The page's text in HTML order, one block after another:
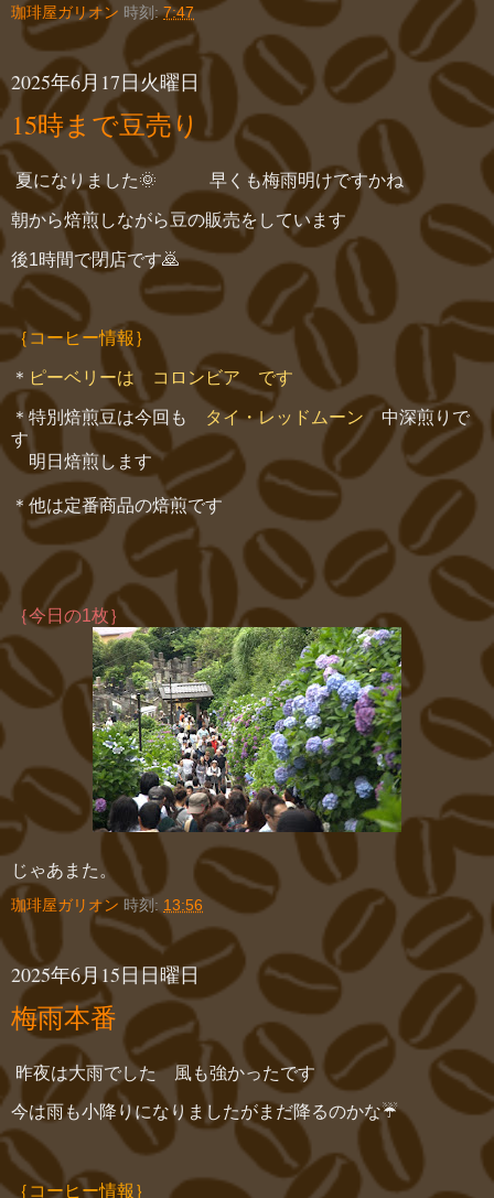
珈琲屋ガリオン 時刻:7:47
2025年6月17日火曜日
15時まで豆売り
夏になりました🌞 早くも梅雨明けですかね
朝から焙煎しながら豆の販売をしています
後1時間で閉店です🙇
｛コーヒー情報｝
＊ ピーベリーは コロンビア です
＊特別焙煎豆は今回も タイ・レッドムーン中深煎りで
す
明日焙煎します
＊他は定番商品の焙煎です
｛今日の1枚｝
じゃあまた。
珈琲屋ガリオン 時刻: 13:56
2025年6月15日日曜日
梅雨本番
昨夜は大雨でした 風も強かったです
今は雨も小降りになりましたがまだ降るのかな☔
｛コーヒー情報｝